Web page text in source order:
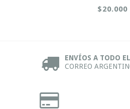
$20.000
ENVÍOS A TODO
CORREO